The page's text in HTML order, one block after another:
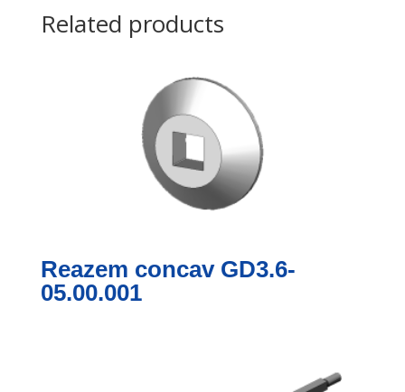
Related products
Reazem concav GD3.6-
05.00.001